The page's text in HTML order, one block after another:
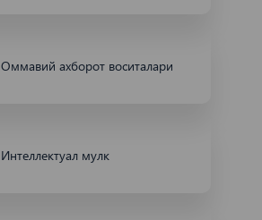
Оммавий ахборот воситалари
Интеллектуал мулк